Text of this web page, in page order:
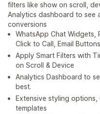
filters like show on scroll,
Analytics dashboard to see
conversions
WhatsApp Chat
Click to Call, Email Buttons
Apply Smart Filters with
on Scroll & Device
Analytics Dashboard to
best.
Extensive styling
templates